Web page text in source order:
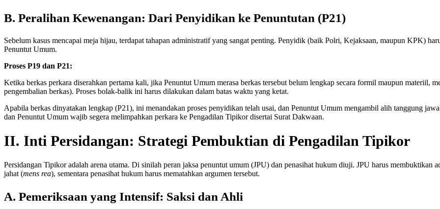
B. Peralihan Kewenangan: Dari Penyidikan ke Penuntutan (P21)
Sebelum kasus mencapai meja hijau, terdapat tahapan administratif yang sangat penting. Penyidik (baik Polri, Kejaksaan, maupun KPK)
Penuntut Umum.
Proses P19 dan P21:
Ketika berkas perkara diserahkan pertama kali, jika Penuntut Umum merasa berkas tersebut belum lengkap secara formil maupun materiil,
pengembalian berkas). Proses bolak-balik ini harus dilakukan dalam batas waktu yang ketat.
Apabila berkas dinyatakan lengkap (P21), ini menandakan proses penyidikan telah usai, dan Penuntut Umum mengambil alih tanggung
dan Penuntut Umum wajib segera melimpahkan perkara ke Pengadilan Tipikor disertai Surat Dakwaan.
II. Inti Persidangan: Strategi Pembuktian di Pengadilan Tipikor
Persidangan Tipikor adalah arena utama. Di sinilah peran jaksa penuntut umum (JPU) dan penasihat hukum diuji. JPU harus membuktikan
jahat (mens rea), sementara penasihat hukum harus mematahkan argumen tersebut.
A. Pemeriksaan yang Intensif: Saksi dan Ahli